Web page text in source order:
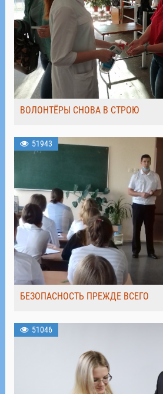
ВОЛОНТЁРЫ СНОВА В СТРОЮ
51943
БЕЗОПАСНОСТЬ ПРЕЖДЕ ВСЕГО
51046